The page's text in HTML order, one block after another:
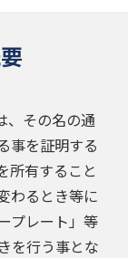
、その名の通
事を証明する
所有すること
わるとき等に
プレート」等
を行う事とな